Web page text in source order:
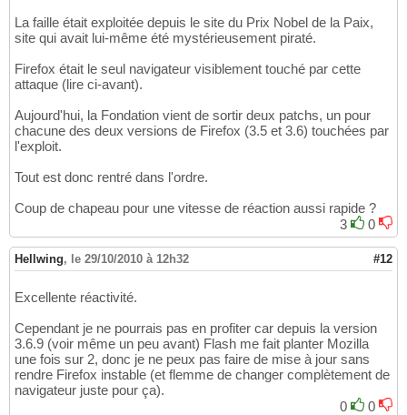
La faille était exploitée depuis le site du Prix Nobel de la Paix,
site qui avait lui-même été mystérieusement piraté.
Firefox était le seul navigateur visiblement touché par cette
attaque (lire ci-avant).
Aujourd'hui, la Fondation vient de sortir deux patchs, un pour
chacune des deux versions de Firefox (3.5 et 3.6) touchées par
l'exploit.
Tout est donc rentré dans l'ordre.
Coup de chapeau pour une vitesse de réaction aussi rapide ?
3
0
Hellwing, le 29/10/2010 à 12h32 #12
Excellente réactivité.
Cependant je ne pourrais pas en profiter car depuis la version
3.6.9 (voir même un peu avant) Flash me fait planter Mozilla
une fois sur 2, donc je ne peux pas faire de mise à jour sans
rendre Firefox instable (et flemme de changer complètement de
navigateur juste pour ça).
0
0